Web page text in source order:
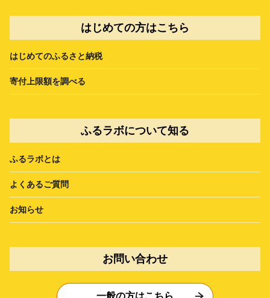
はじめての方はこちら
はじめてのふるさと納税
寄付上限額を調べる
ふるラボについて知る
ふるラボとは
よくあるご質問
お知らせ
お問い合わせ